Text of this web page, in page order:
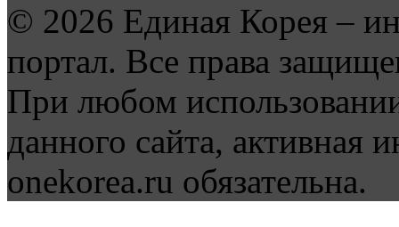
© 2026 Единая Корея –
портал. Все права
При любом
данного сайта, активная
onekorea.ru обязательна.